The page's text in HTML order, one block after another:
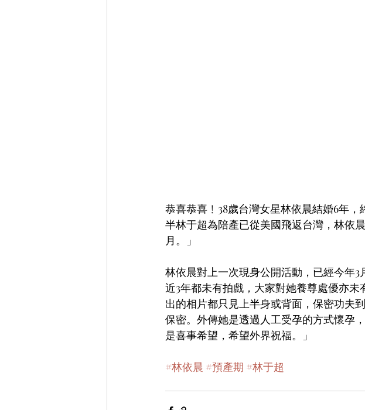
恭喜恭喜﹗38歲台灣女星林依晨結婚6年
半林于超為陪產已從美國飛返台灣，林依
月。」
林依晨對上一次現身公開活動，已經今年
近3年都未有拍戲，大家對她養尊處優亦
出的相片都只見上半身或背面，保密功夫
保密。外傳她是透過人工受孕的方式懷孕
是喜事希望，希望外界祝福。」
#林依晨 #預產期 #林于超